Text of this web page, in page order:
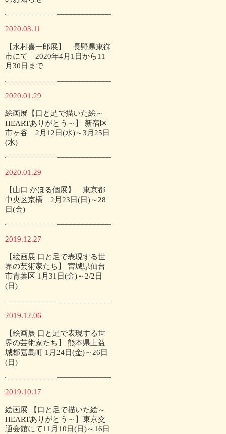
2020.03.11
【水村喜一郎展】 長野県東御
市にて 2020年4月1日から11
月30日まで
2020.01.29
絵画展【口と足で描いた絵～
HEARTありがとう～】 新宿区
市ヶ谷 2月12日(水)～3月25日
(水)
2020.01.29
【山口 かほる個展】 東京都
中央区京橋 2月23日(日)～28
日(金)
2019.12.27
【絵画展 口と足で表現する世
界の芸術家たち】 宮城県仙台
市青葉区 1月31日(金)～2/2日
(日)
2019.12.06
【絵画展 口と足で表現する世
界の芸術家たち】 熊本県上益
城郡嘉島町 1月24日(金)～26日
(日)
2019.10.17
絵画展 【口と足で描いた絵～
HEARTありがとう～】東京交
通会館にて11月10日(日)～16日